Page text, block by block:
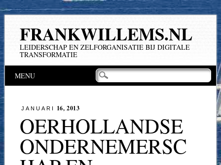
FRANKWILLEMS.NL
LEIDERSCHAP EN ZELFORGANISATIE BIJ DIGITALE
TRANSFORMATIE
Hoofdmenu
springen
MENU
JANUARI 16, 2013
OERHOLLANDSE
ONDERNEMERSC